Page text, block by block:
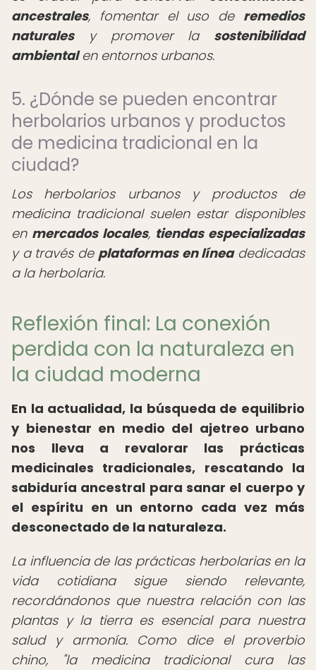
ancestrales, fomentar el uso de remedios
naturalesy promover la sostenibilidad
ambientalen entornos urbanos.
5. ¿Dónde se pueden encontrar
herbolarios urbanos y productos
de medicina tradicional en la
ciudad?
Los herbolarios urbanos y productos de
medicina tradicional suelen estar disponibles
en mercados locales, tiendas especializadas
y a través de plataformas en líneadedicadas
a la herbolaria.
Reflexión final: La conexión
perdida con la naturaleza en
la ciudad moderna
En la actualidad, la búsqueda de equilibrio
y bienestar en medio del ajetreo urbano
nos lleva a revalorar las prácticas
medicinales tradicionales, rescatando la
sabiduría ancestral para sanar el cuerpo y
el espíritu en un entorno cada vez más
desconectado de la naturaleza.
La influencia de las prácticas herbolarias en la
vida cotidiana sigue siendo relevante,
recordándonos que nuestra relación con las
plantas y la tierra es esencial para nuestra
salud y armonía. Como dice el proverbio
chino, "la medicina tradicional cura las